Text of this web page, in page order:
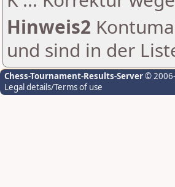
Hinweis2
und sind in der
Chess-Tournament-Results-Server©
Legal details/Terms of use